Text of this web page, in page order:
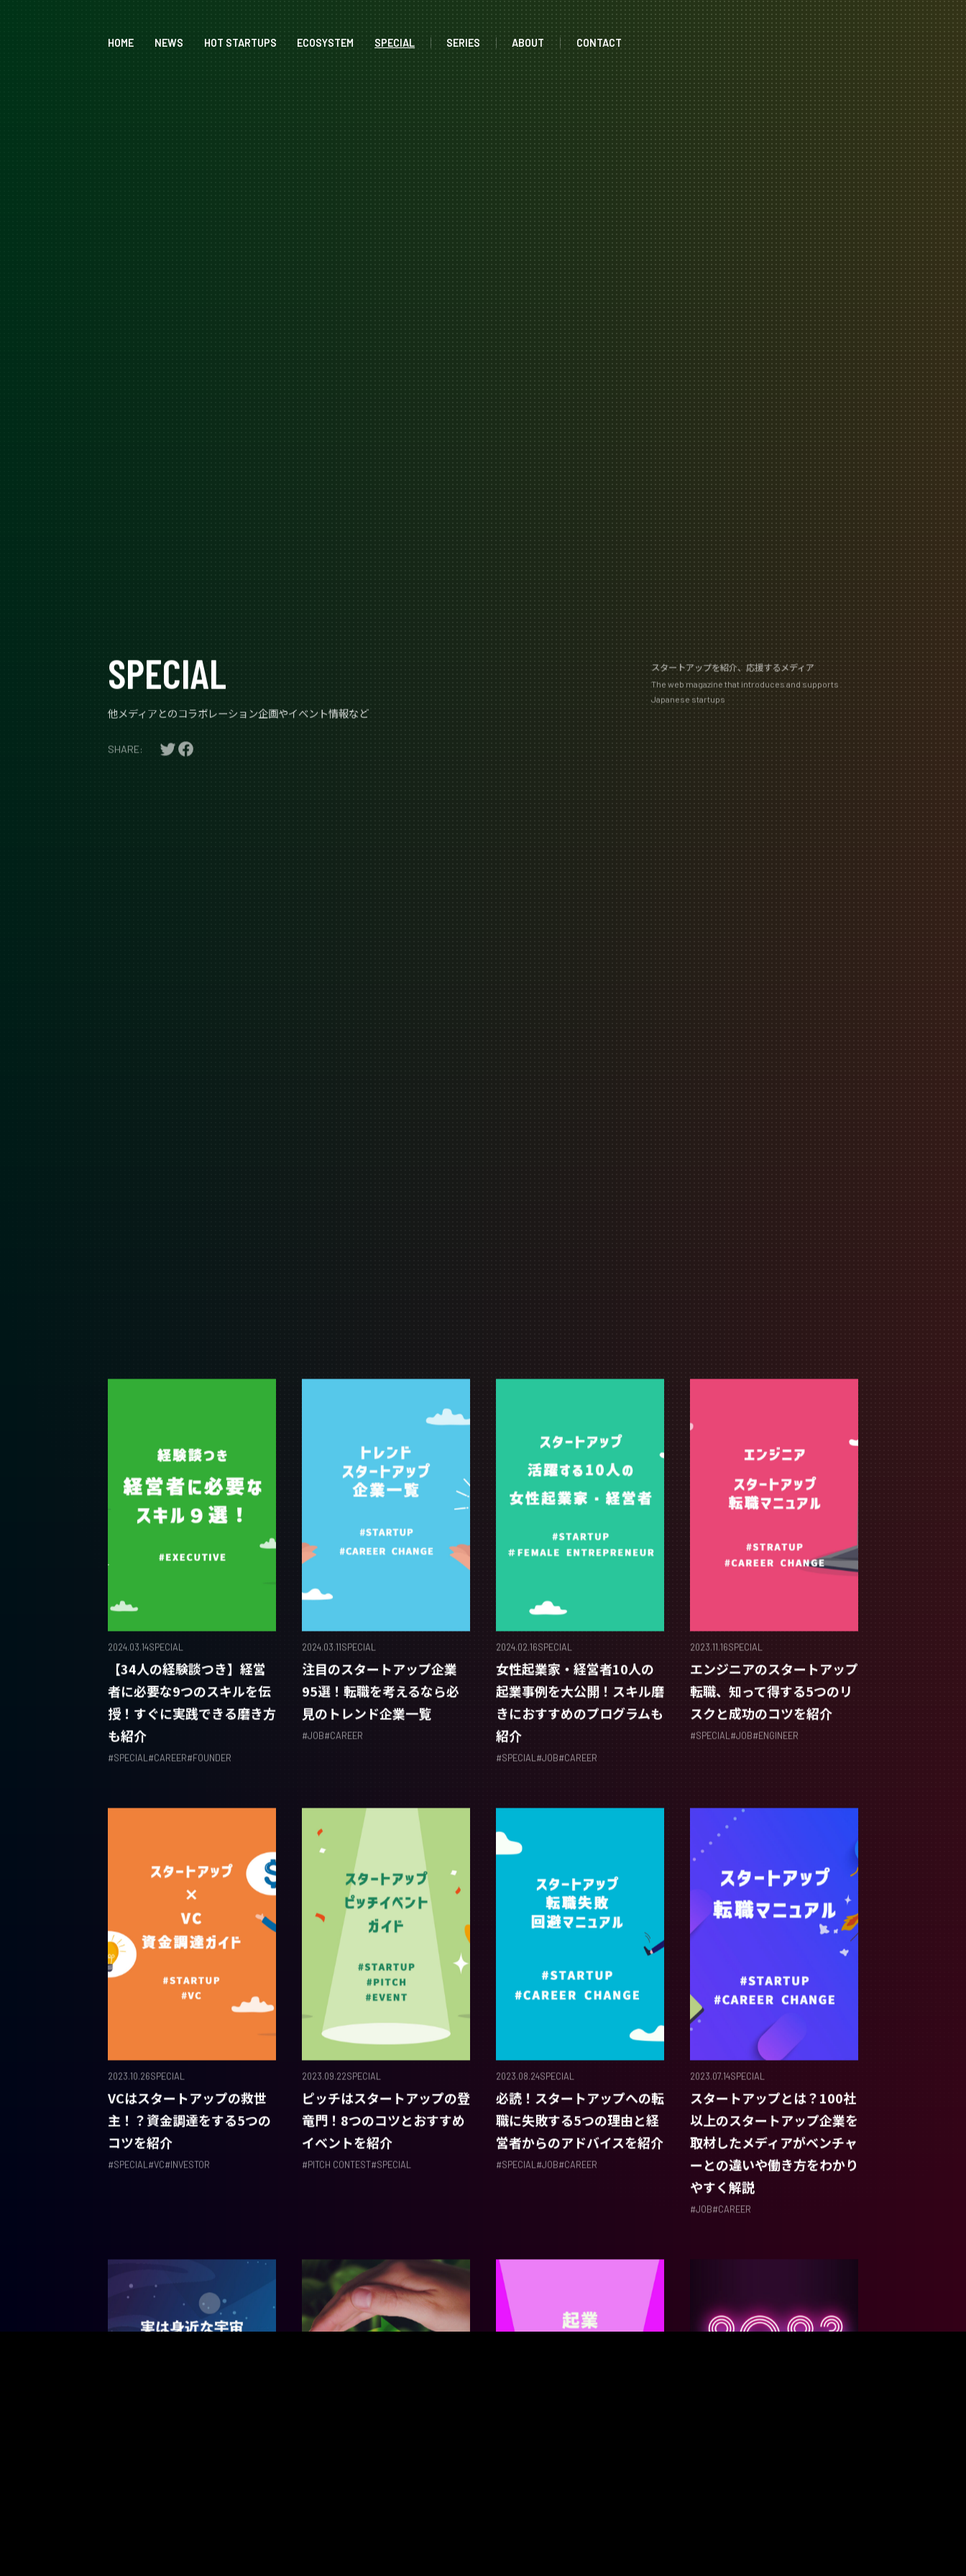
HOME NEWS HOT STARTUPS ECOSYSTEM SPECIAL SERIES ABOUT CONTACT
スタートアップを紹介、応援するメディア
The web magazine that introduces and supports
Japanese startups
SPECIAL
他メディアとのコラボレーション企画やイベント情報など
SHARE:
2024.03.14SPECIAL
【34人の経験談つき】経営
者に必要な9つのスキルを伝
授！すぐに実践できる磨き方
も紹介
#SPECIAL#CAREER#FOUNDER
2024.03.11SPECIAL
注目のスタートアップ企業
95選！転職を考えるなら必
見のトレンド企業一覧
#JOB#CAREER
2024.02.16SPECIAL
女性起業家・経営者10人の
起業事例を大公開！スキル磨
きにおすすめのプログラムも
紹介
#SPECIAL#JOB#CAREER
2023.11.16SPECIAL
エンジニアのスタートアップ
転職、知って得する5つのリ
スクと成功のコツを紹介
#SPECIAL#JOB#ENGINEER
2023.10.26SPECIAL
VCはスタートアップの救世
主！？資金調達をする5つの
コツを紹介
#SPECIAL#VC#INVESTOR
2023.09.22SPECIAL
ピッチはスタートアップの登
竜門！8つのコツとおすすめ
イベントを紹介
#PITCH CONTEST#SPECIAL
2023.08.24SPECIAL
必読！スタートアップへの転
職に失敗する5つの理由と経
営者からのアドバイスを紹介
#SPECIAL#JOB#CAREER
2023.07.14SPECIAL
スタートアップとは？100社
以上のスタートアップ企業を
取材したメディアがベンチャ
ーとの違いや働き方をわかり
やすく解説
#JOB#CAREER